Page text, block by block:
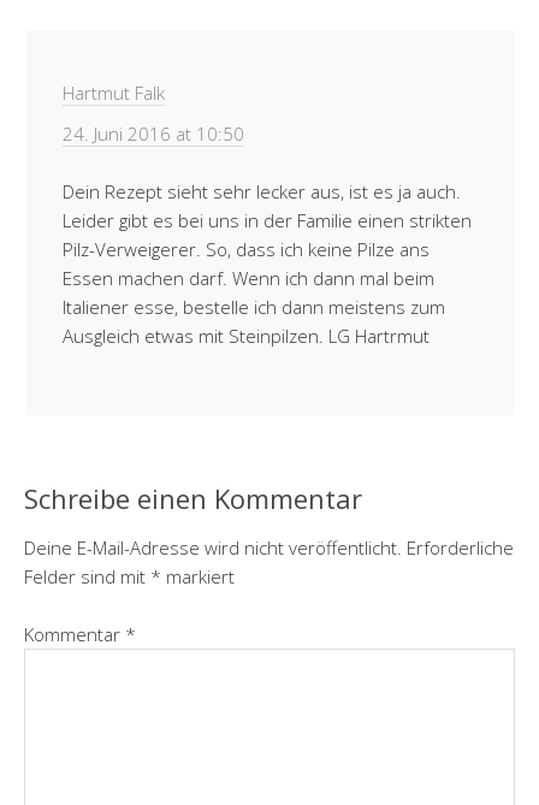
Hartmut Falk
24. Juni 2016 at 10:50
Dein Rezept sieht sehr lecker aus, ist es ja auch.
Leider gibt es bei uns in der Familie einen strikten
Pilz-Verweigerer. So, dass ich keine Pilze ans
Essen machen darf. Wenn ich dann mal beim
Italiener esse, bestelle ich dann meistens zum
Ausgleich etwas mit Steinpilzen. LG Hartrmut
Schreibe einen Kommentar
Deine E-Mail-Adresse wird nicht veröffentlicht. Erforderliche
Felder sind mit * markiert
Kommentar *